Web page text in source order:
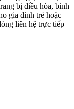
bị điều hòa, bình
gia đình trẻ hoặc
liên hệ trực tiếp